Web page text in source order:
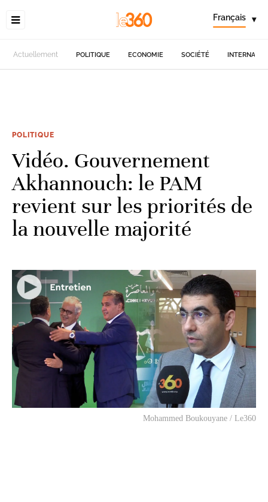
Français ▾
Actuellement POLITIQUE ECONOMIE SOCIÉTÉ
POLITIQUE
Vidéo. Gouvernement
Akhannouch: le PAM
revient sur les priorités de
la nouvelle majorité
Mohammed Boukouyane / Le360